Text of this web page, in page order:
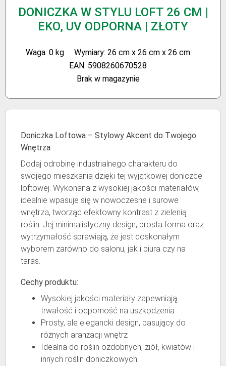
DONICZKA W STYLU LOFT 26 CM |
EKO, UV ODPORNA | ZŁOTY
Waga: 0 kg
Wymiary: 26 cm x 26 cm x 26 cm
EAN: 5908260670528
Brak w magazynie
Doniczka Loftowa – Stylowy Akcent do Twojego
Wnętrza
Dodaj odrobinę industrialnego charakteru do
swojego mieszkania dzięki tej wyjątkowej doniczce
loftowej. Wykonana z wysokiej jakości materiałów,
idealnie wpasuje się w nowoczesne i surowe
wnętrza, tworząc efektowny kontrast z zielenią
roślin. Jej minimalistyczny design, prosta forma oraz
wytrzymałość sprawiają, że jest doskonałym
wyborem zarówno do salonu, jak i biura czy na
taras.
Cechy produktu:
Wysokiej jakości materiały zapewniają
trwałość i odporność na uszkodzenia
Prosty, ale elegancki design, pasujący do
różnych aranżacji wnętrz
Idealna do roślin ozdobnych, ziół, kwiatów i
innych roślin doniczkowych